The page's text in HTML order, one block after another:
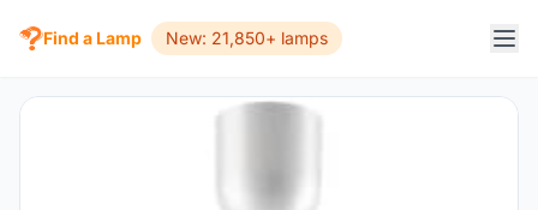
Find a Lamp New: 21,850+ lamps